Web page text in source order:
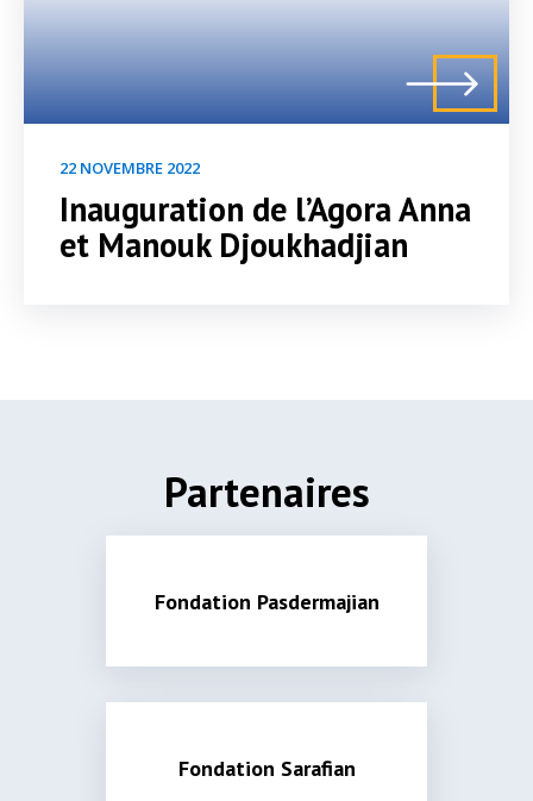
22 NOVEMBRE 2022
Inauguration de l’Agora Anna
et Manouk Djoukhadjian
Partenaires
Fondation Pasdermajian
Fondation Sarafian